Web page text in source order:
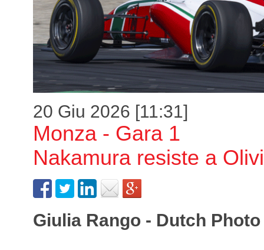
20 Giu 2026 [11:31]
Monza - Gara 1
Nakamura resiste a
Giulia Rango - Dutch Photo